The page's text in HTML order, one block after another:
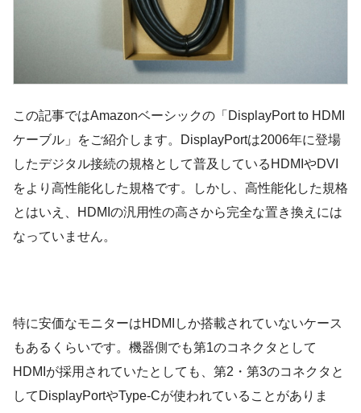
この記事ではAmazonベーシックの「DisplayPort to HDMI
ケーブル」をご紹介します。DisplayPortは2006年に登場
したデジタル接続の規格として普及しているHDMIやDVI
をより高性能化した規格です。しかし、高性能化した規格
とはいえ、HDMIの汎用性の高さから完全な置き換えには
なっていません。
特に安価なモニターはHDMIしか搭載されていないケース
もあるくらいです。機器側でも第1のコネクタとして
HDMIが採用されていたとしても、第2・第3のコネクタと
してDisplayPortやType-Cが使われていることがありま